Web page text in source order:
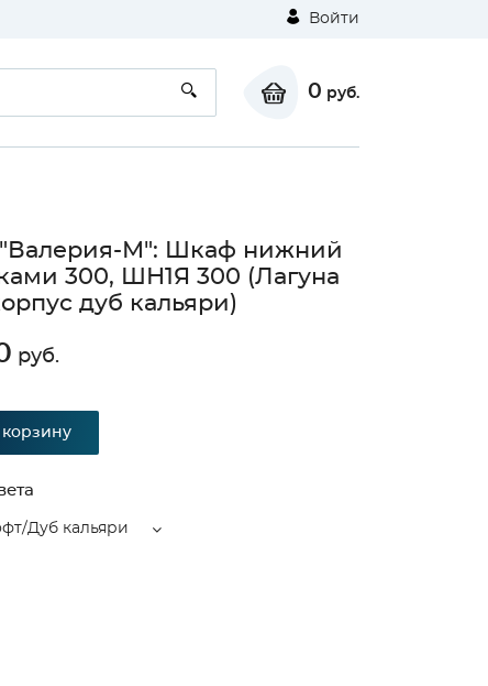
Войти
0 руб.
"Валерия-М": Шкаф нижний
300, ШН1Я 300 (Лагуна
дуб кальяри)
руб.
корзину
Дуб кальяри